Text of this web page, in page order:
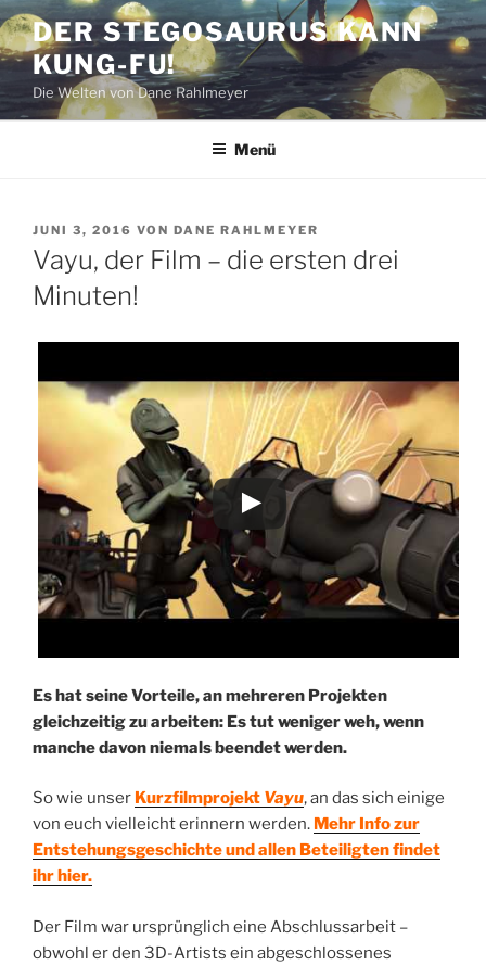
Zum
Inhalt
springen
DER STEGOSAURUS KANN
KUNG-FU!
Die Welten von Dane Rahlmeyer
Menü
VERÖFFENTLICHT
AM
JUNI 3, 2016 VON DANE RAHLMEYER
Vayu, der Film – die ersten drei
Minuten!
Es hat seine Vorteile, an mehreren Projekten
gleichzeitig zu arbeiten: Es tut weniger weh, wenn
manche davon niemals beendet werden.
So wie unser Kurzfilmprojekt Vayu, an das sich einige
von euch vielleicht erinnern werden. Mehr Info zur
Entstehungsgeschichte und allen Beteiligten findet
ihr hier.
Der Film war ursprünglich eine Abschlussarbeit –
obwohl er den 3D-Artists ein abgeschlossenes